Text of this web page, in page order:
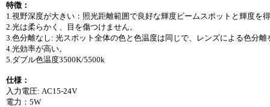
特徴：
1.視野深度が大きい：照光距離範囲で良好な輝度ビームスポットと輝度を
2.光は柔らかく、目を傷つけません。
3.色分離なし: 光スポット全体の色と色温度は同じで、レンズによる色分
4.光効率が高い。
5.ダブル色温度3500K/5500k
仕様：
入力電圧: AC15-24V
電力：5W